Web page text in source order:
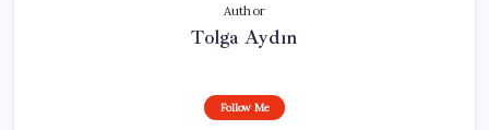
Author
Tolga Aydın
Follow Me